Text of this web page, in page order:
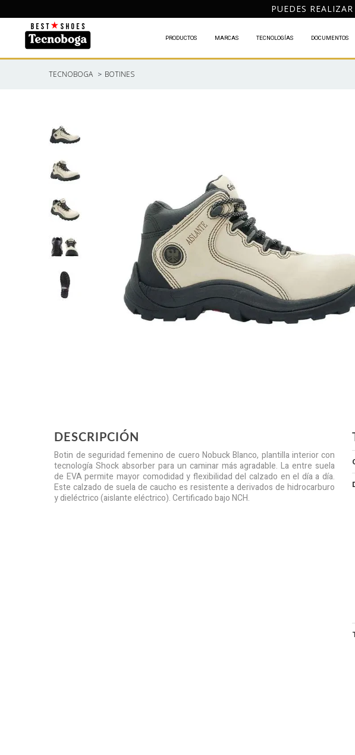
PUEDES
PRODUCTOS MARCAS TECNOLOGÍAS DOCUMENTOS
TECNOBOGA BOTINES
DESCRIPCIÓN
Botin de seguridad femenino de cuero Nobuck Blanco, plantilla interior con
tecnología Shock absorber para un caminar más agradable. La entre suela
de EVA permite mayor comodidad y flexibilidad del calzado en el día a día.
Este calzado de suela de caucho es resistente a derivados de hidrocarburo
y dieléctrico (aislante eléctrico). Certificado bajo NCH.